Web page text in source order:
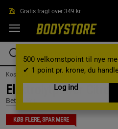
Gratis fragt over 349 kr
500 velkomstpoint til nye
✔ 1 point pr. krone, du
Log ind
Kosttilskud / Elektrolytter
Elektrolytpulver
Better You
KØB FLERE, SPAR MERE